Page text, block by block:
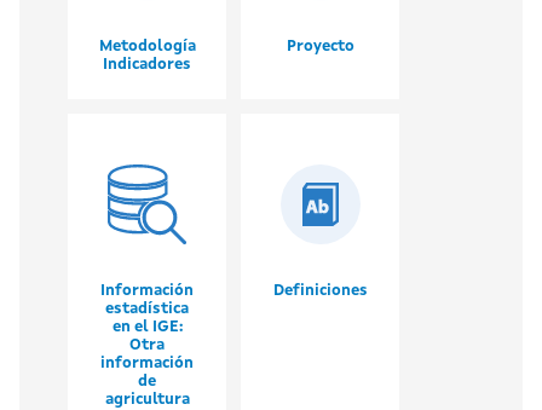
Metodología
Indicadores
Proyecto
Información
estadística
en el IGE:
Otra
información
de
agricultura
Definiciones